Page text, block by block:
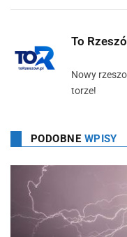
To
Nowy
torze!
PODOBNE WPISY